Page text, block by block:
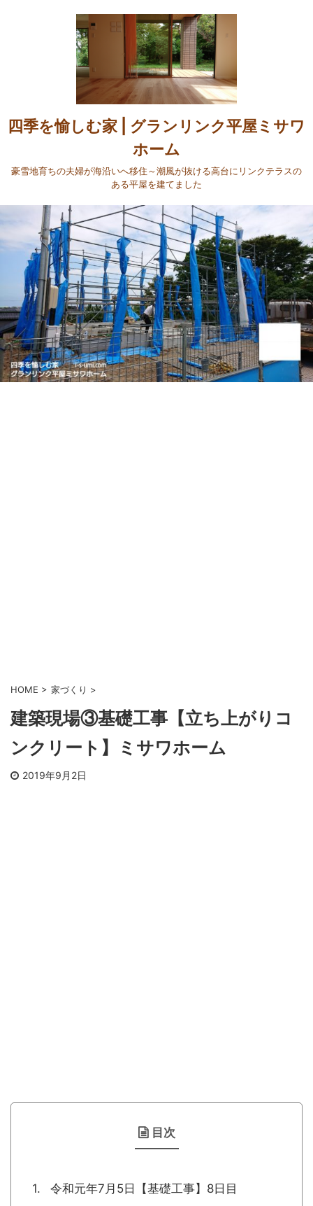
四季を愉しむ家 | グランリンク平屋ミサワ
ホーム
豪雪地育ちの夫婦が海沿いへ移住～潮風が抜ける高台にリンクテラスの
ある平屋を建てました
HOME > 家づくり >
建築現場③基礎工事【立ち上がりコ
ンクリート】ミサワホーム
2019年9月2日
目次
令和元年7月5日【基礎工事】8日目